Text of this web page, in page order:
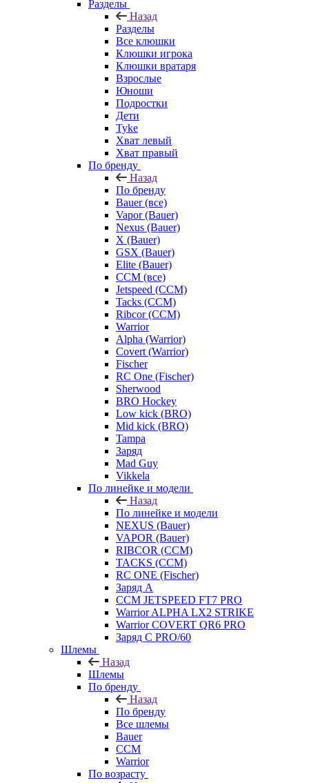
Разделы
Назад
Разделы
Все клюшки
Клюшки игрока
Клюшки вратаря
Взрослые
Юноши
Подростки
Дети
Tyke
Хват левый
Хват правый
По бренду
Назад
По бренду
Bauer (все)
Vapor (Bauer)
Nexus (Bauer)
X (Bauer)
GSX (Bauer)
Elite (Bauer)
CCM (все)
Jetspeed (CCM)
Tacks (CCM)
Ribcor (CCM)
Warrior
Alpha (Warrior)
Covert (Warrior)
Fischer
RC One (Fischer)
Sherwood
BRO Hockey
Low kick (BRO)
Mid kick (BRO)
Tampa
Заряд
Mad Guy
Vikkela
По линейке и модели
Назад
По линейке и модели
NEXUS (Bauer)
VAPOR (Bauer)
RIBCOR (CCM)
TACKS (CCM)
RC ONE (Fischer)
Заряд А
CCM JETSPEED FT7 PRO
Warrior ALPHA LX2 STRIKE
Warrior COVERT QR6 PRO
Заряд С PRO/60
Шлемы
Назад
Шлемы
По бренду
Назад
По бренду
Все шлемы
Bauer
CCM
Warrior
По возрасту